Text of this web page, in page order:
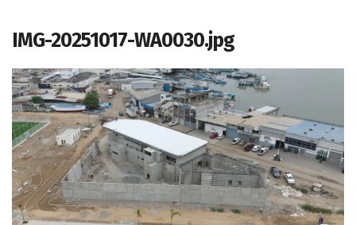
IMG-20251017-WA0030.jpg